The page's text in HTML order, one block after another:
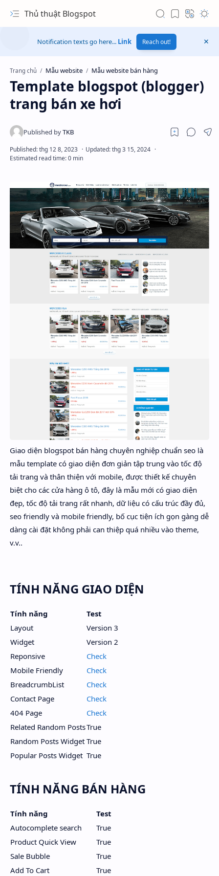
Thủ thuật Blogspot
Hidden Menu
Hidden Menu
Notification texts go here... Link Reach out!
Trang chủ Mẫu website Mẫu website bán hàng
Template blogspot (blogger)
trang bán xe hơi
Giao diện blogspot bán hàng chuyên nghiệp chuẩn seo là
mẫu template có giao diện đơn giản tập trung vào tốc độ
tải trang và thân thiện với mobile, được thiết kế chuyên
biệt cho các cửa hàng ô tô, đây là mẫu mới có giao diện
đẹp, tốc độ tải trang rất nhanh, dữ liệu có cấu trúc đầy đủ,
seo friendly và mobile friendly, bố cục tiện ích gọn gàng dễ
dàng cài đặt không phải can thiệp quá nhiều vào theme,
v.v..
TÍNH NĂNG GIAO DIỆN
Tính năng
Test
Layout
Version 3
Widget
Version 2
Reponsive
Check
Mobile Friendly
Check
BreadcrumbList
Check
Contact Page
Check
404 Page
Check
Related Random PostsTrue
Random Posts Widget True
Popular Posts Widget True
TÍNH NĂNG BÁN HÀNG
Tính năng
Test
Autocomplete search
True
Product Quick View
True
Sale Bubble
True
Add To Cart
True